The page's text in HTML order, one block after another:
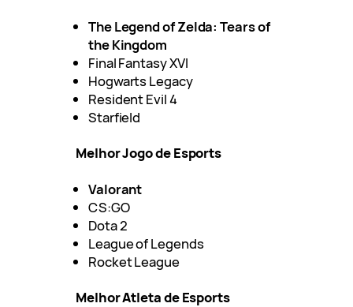
The Legend of Zelda: Tears of
the Kingdom
Final Fantasy XVI
Hogwarts Legacy
Resident Evil 4
Starfield
Melhor Jogo de Esports
Valorant
CS:GO
Dota 2
League of Legends
Rocket League
Melhor Atleta de Esports